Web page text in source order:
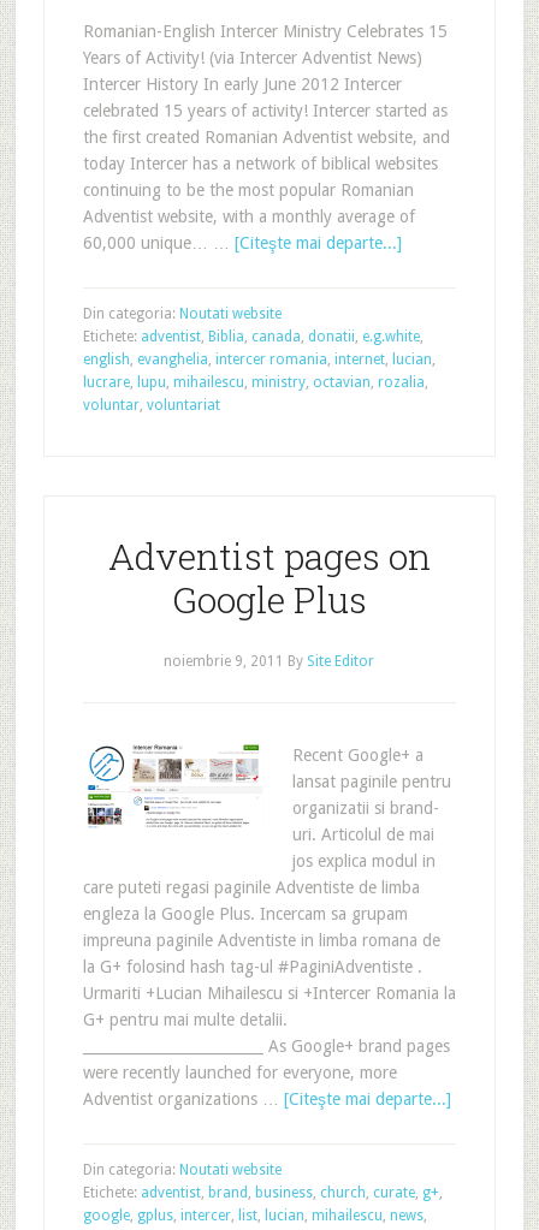
Romanian-English Intercer Ministry Celebrates 15
Years of Activity! (via Intercer Adventist News)
Intercer History In early June 2012 Intercer
celebrated 15 years of activity! Intercer started as
the first created Romanian Adventist website, and
today Intercer has a network of biblical websites
continuing to be the most popular Romanian
Adventist website, with a monthly average of
60,000 unique… … [Citeşte mai departe...]
Din categoria: Noutati website
Etichete: adventist, Biblia, canada, donatii, e.g.white,
english, evanghelia, intercer romania, internet, lucian,
lucrare, lupu, mihailescu, ministry, octavian, rozalia,
voluntar, voluntariat
Adventist pages on
Google Plus
noiembrie 9, 2011 By Site Editor
Recent Google+ a
lansat paginile pentru
organizatii si brand-
uri. Articolul de mai
jos explica modul in
care puteti regasi paginile Adventiste de limba
engleza la Google Plus. Incercam sa grupam
impreuna paginile Adventiste in limba romana de
la G+ folosind hash tag-ul #PaginiAdventiste .
Urmariti +Lucian Mihailescu si +Intercer Romania la
G+ pentru mai multe detalii.
_________________________ As Google+ brand pages
were recently launched for everyone, more
Adventist organizations … [Citeşte mai departe...]
Din categoria: Noutati website
Etichete: adventist, brand , business, church, curate, g+,
google, gplus, intercer, list, lucian, mihailescu, news,